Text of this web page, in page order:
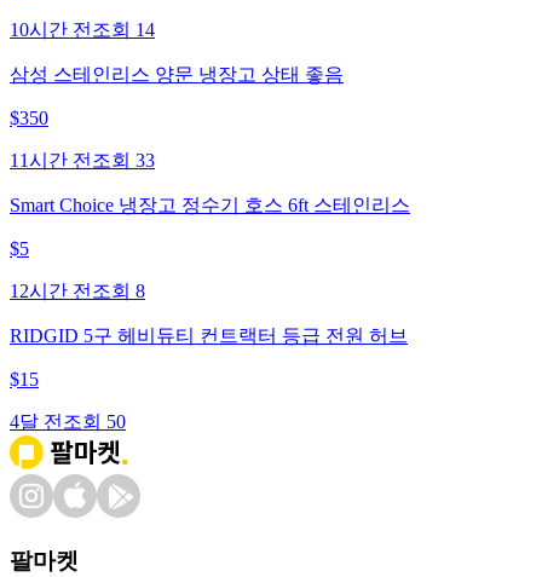
10시간 전 조회 14
삼성 스테인리스 양문 냉장고 상태 좋음
$350
11시간 전 조회 33
Smart Choice 냉장고 정수기 호스 6ft 스테인리스
$5
12시간 전 조회 8
RIDGID 5구 헤비듀티 컨트랙터 등급 전원 허브
$15
4달 전 조회 50
팔마켓